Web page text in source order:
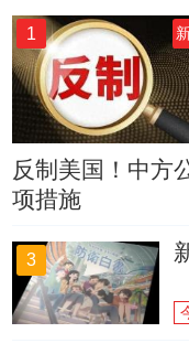
1
反制美国！中方
项措施
3